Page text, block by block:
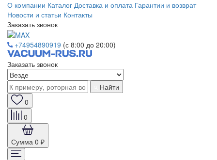
О компании Каталог Доставка и оплата Гарантии и возврат
Новости и статьи Контакты
Заказать звонок
+74954890919 (с 8:00 до 20:00)
Заказать звонок
Найти
0
0
Сумма 0 ₽